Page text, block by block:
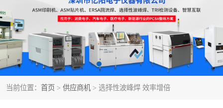
当前位置： 首页 > 供应商机 > 选择性波峰焊 效率增倍
SX全自动高速贴片机 E系列中速贴片机
NeoHorizon全自动锡膏印
刷机
选择性波峰焊
VERSAFLOW-335
回流焊HOTFLOW 3/20e 波峰焊
BGA返修台HR600/2 自动光学检测TR7700QE